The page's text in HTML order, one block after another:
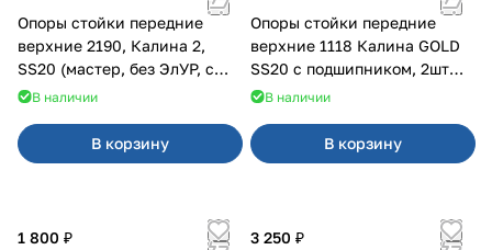
Опоры стойки передние
верхние 2190, Калина 2,
SS20 (мастер, без ЭлУР, с
подшипником) 2шт 10122
В наличии
В корзину
Опоры стойки передние
верхние 1118 Калина GOLD
SS20 с подшипником, 2шт
10115
В наличии
В корзину
1 800 ₽
3 250 ₽